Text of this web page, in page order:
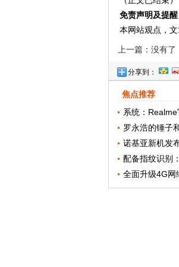
免责声明及提醒
本网站观点，
上一篇：没有了
分享到：
焦点推荐
系统：
罗永浩的锤子
诺基亚新机发
配备指纹识别
全面升级4G网